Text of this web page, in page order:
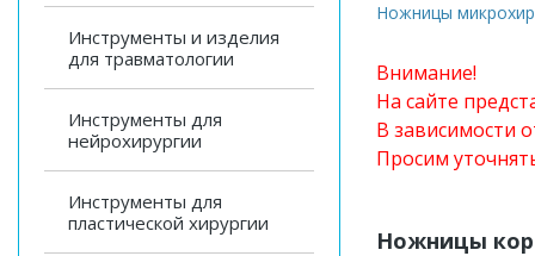
Инструменты и изделия
для травматологии
Инструменты для
нейрохирургии
Инструменты для
пластической хирургии
Ножницы
Внимание!
На сайте
В зависимости
Просим
Ножницы